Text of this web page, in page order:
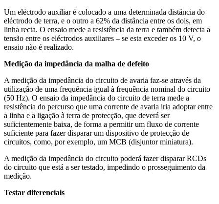
Um eléctrodo auxiliar é colocado a uma determinada distância do
eléctrodo de terra, e o outro a 62% da distância entre os dois, em
linha recta. O ensaio mede a resistência da terra e também detecta a
tensão entre os eléctrodos auxiliares – se esta exceder os 10 V, o
ensaio não é realizado.
Medição da impedância da malha de defeito
A medição da impedância do circuito de avaria faz-se através da
utilização de uma frequência igual à frequência nominal do circuito
(50 Hz). O ensaio da impedância do circuito de terra mede a
resistência do percurso que uma corrente de avaria iria adoptar entre
a linha e a ligação à terra de protecção, que deverá ser
suficientemente baixa, de forma a permitir um fluxo de corrente
suficiente para fazer disparar um dispositivo de protecção de
circuitos, como, por exemplo, um MCB (disjuntor miniatura).
A medição da impedância do circuito poderá fazer disparar RCDs
do circuito que está a ser testado, impedindo o prosseguimento da
medição.
Testar diferenciais